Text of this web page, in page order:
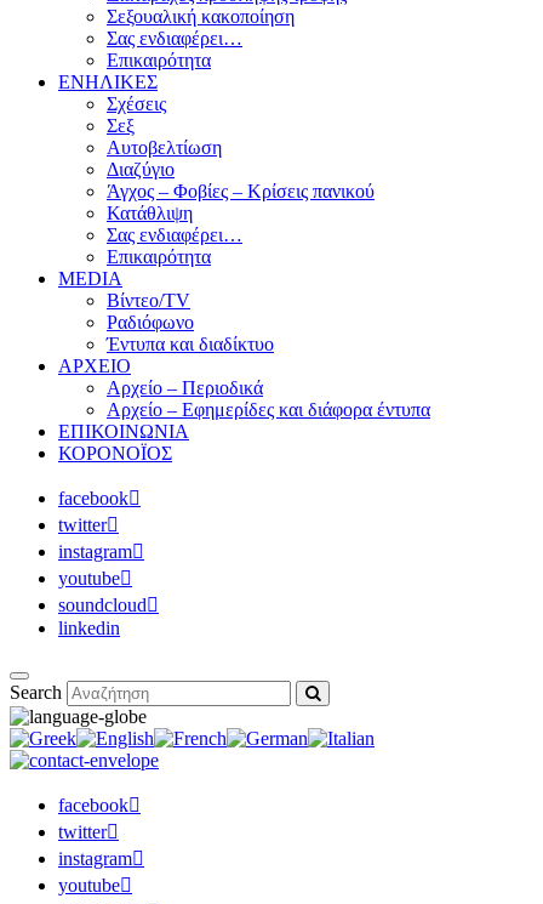
Σεξουαλική κακοποίηση
Σας ενδιαφέρει…
Επικαιρότητα
ΕΝΗΛΙΚΕΣ
Σχέσεις
Σεξ
Αυτοβελτίωση
Διαζύγιο
Άγχος – Φοβίες – Κρίσεις πανικού
Κατάθλιψη
Σας ενδιαφέρει…
Επικαιρότητα
MEDIA
Βίντεο/TV
Ραδιόφωνο
Έντυπα και διαδίκτυο
ΑΡΧΕΙΟ
Αρχείο – Περιοδικά
Αρχείο – Εφημερίδες και διάφορα έντυπα
ΕΠΙΚΟΙΝΩΝΙΑ
ΚΟΡΟΝΟΪΟΣ
facebook
twitter
instagram
youtube
soundcloud
linkedin
Search
facebook
twitter
instagram
youtube